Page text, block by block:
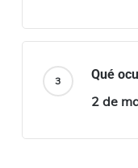
Qué
2 de